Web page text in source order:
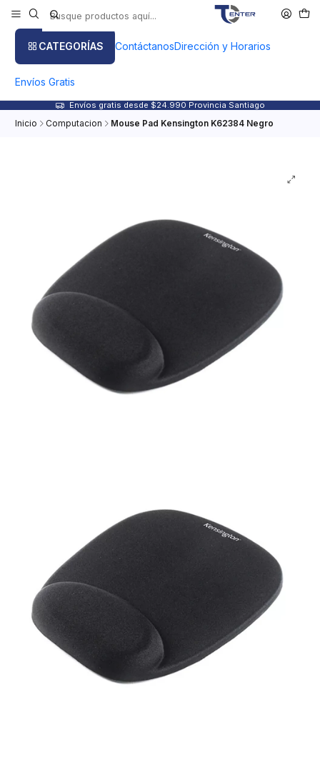
CATEGORÍAS ContáctanosDirección y Horarios
Envíos Gratis
Envíos gratis desde $24.990 Provincia Santiago
Inicio Computacion Mouse Pad Kensington K62384 Negro